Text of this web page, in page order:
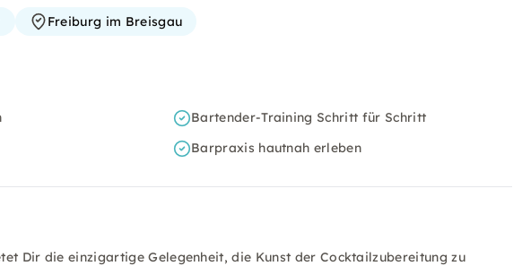
Freiburg im Breisgau
Bartender-Training Schritt für Schritt
Barpraxis hautnah erleben
Dir die einzigartige Gelegenheit, die Kunst der Cocktailzubereitung zu